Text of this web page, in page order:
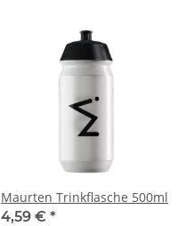
Maurten Trinkflasche 500ml
4,59 € *